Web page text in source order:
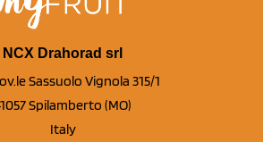
NCX Drahorad srl
Sassuolo Vignola 315/1
Spilamberto (MO)
Italy